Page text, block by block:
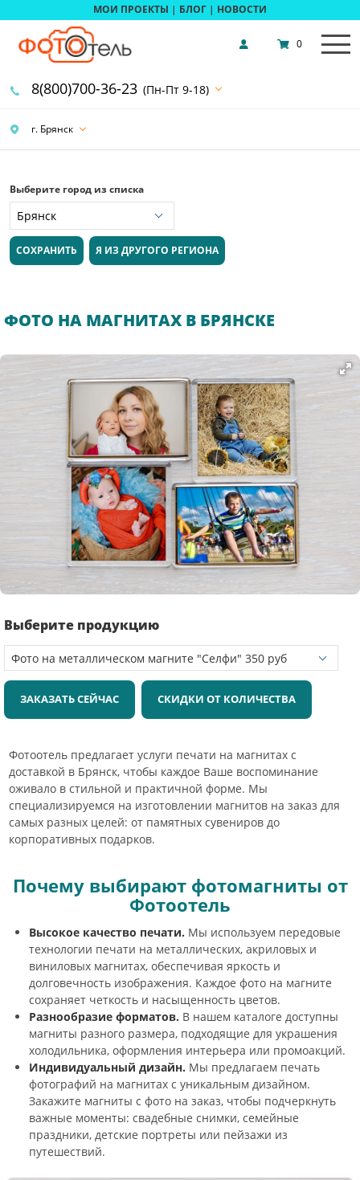
МОИ ПРОЕКТЫ | БЛОГ | НОВОСТИ
г. Брянск
8(800)700-36-23 (Пн-Пт 9-18)
0
Выберите город из списка
СОХРАНИТЬ Я ИЗ ДРУГОГО РЕГИОНА
ФОТО НА МАГНИТАХ В БРЯНСКЕ
Выберите продукцию
ЗАКАЗАТЬ СЕЙЧАС СКИДКИ ОТ КОЛИЧЕСТВА
Фотоотель предлагает услуги печати на магнитах с
доставкой в Брянск, чтобы каждое Ваше воспоминание
оживало в стильной и практичной форме. Мы
специализируемся на изготовлении магнитов на заказ для
самых разных целей: от памятных сувениров до
корпоративных подарков.
Почему выбирают фотомагниты от
Фотоотель
Высокое качество печати. Мы используем передовые
технологии печати на металлических, акриловых и
виниловых магнитах, обеспечивая яркость и
долговечность изображения. Каждое фото на магните
сохраняет четкость и насыщенность цветов.
Разнообразие форматов. В нашем каталоге доступны
магниты разного размера, подходящие для украшения
холодильника, оформления интерьера или промоакций.
Индивидуальный дизайн. Мы предлагаем печать
фотографий на магнитах с уникальным дизайном.
Закажите магниты с фото на заказ, чтобы подчеркнуть
важные моменты: свадебные снимки, семейные
праздники, детские портреты или пейзажи из
путешествий.